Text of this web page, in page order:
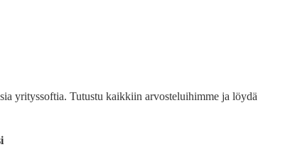
yrityssoftia. Tutustu kaikkiin arvosteluihimme ja löydä